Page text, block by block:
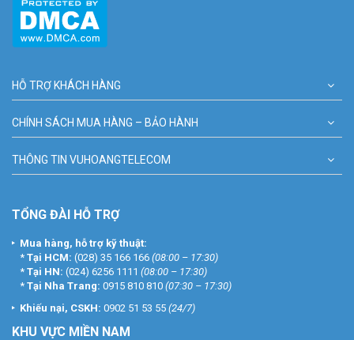
HỖ TRỢ KHÁCH HÀNG
CHÍNH SÁCH MUA HÀNG – BẢO HÀNH
THÔNG TIN VUHOANGTELECOM
TỔNG ĐÀI HỖ TRỢ
Mua hàng, hỗ trợ kỹ thuật:
* Tại HCM: (028) 35 166 166 (08:00 – 17:30)
* Tại HN: (024) 6256 1111 (08:00 – 17:30)
* Tại Nha Trang: 0915 810 810 (07:30 – 17:30)
Khiếu nại, CSKH: 0902 51 53 55 (24/7)
KHU VỰC MIỀN NAM